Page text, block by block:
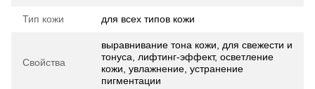
Тип кожи для всех типов кожи
Свойства
выравнивание тона кожи, для свежести и
тонуса, лифтинг-эффект, осветление
кожи, увлажнение, устранение
пигментации